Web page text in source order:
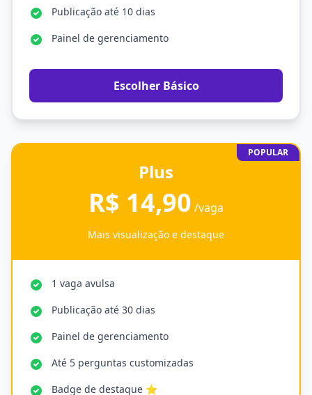
Publicação até 10 dias
Painel de gerenciamento
Escolher Básico
POPULAR
Plus
R$ 14,90 /vaga
Mais visualização e destaque
1 vaga avulsa
Publicação até 30 dias
Painel de gerenciamento
Até 5 perguntas customizadas
Badge de destaque ⭐